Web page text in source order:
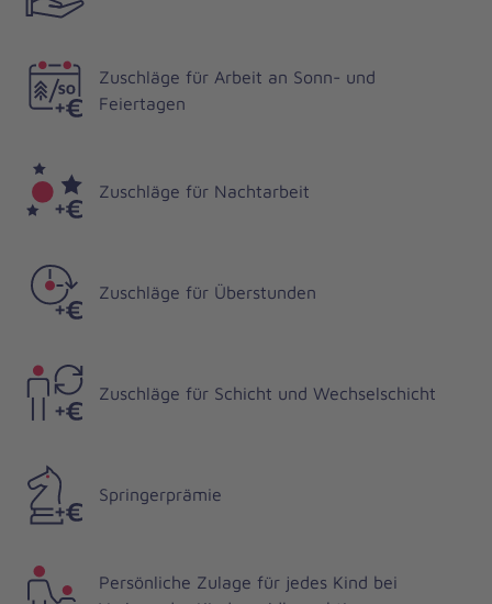
Zuschläge für Arbeit an Sonn- und
Feiertagen
Zuschläge für Nachtarbeit
Zuschläge für Überstunden
Zuschläge für Schicht und Wechselschicht
Springerprämie
Persönliche Zulage für jedes Kind bei